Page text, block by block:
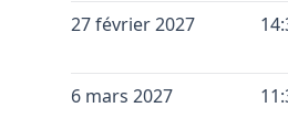
Leaflet|©
+
27 février 2027
+
6 mars 2027